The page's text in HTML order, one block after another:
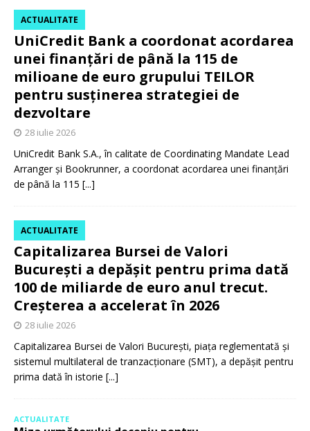
UniCredit Bank a coordonat acordarea
unei finanțări de până la 115 de
milioane de euro grupului TEILOR
pentru susținerea strategiei de
dezvoltare
ACTUALITATE
28 iulie 2026
UniCredit Bank S.A., în calitate de Coordinating Mandate Lead
Arranger și Bookrunner, a coordonat acordarea unei finanțări
de până la 115 [...]
Capitalizarea Bursei de Valori
București a depășit pentru prima dată
100 de miliarde de euro anul trecut.
Creșterea a accelerat în 2026
ACTUALITATE
28 iulie 2026
Capitalizarea Bursei de Valori București, piața reglementată și
sistemul multilateral de tranzacționare (SMT), a depășit pentru
prima dată în istorie [...]
ACTUALITATE